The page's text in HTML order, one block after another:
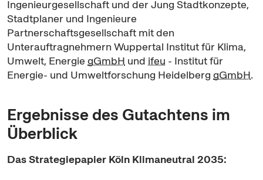
Ingenieurgesellschaft und der Jung Stadtkonzepte,
Stadtplaner und Ingenieure
Partnerschaftsgesellschaft mit den
Unterauftragnehmern Wuppertal Institut für Klima,
Umwelt, Energie gGmbH und ifeu - Institut für
Energie- und Umweltforschung Heidelberg gGmbH.
Ergebnisse des Gutachtens im
Überblick
Das Strategiepapier Köln Klimaneutral 2035: